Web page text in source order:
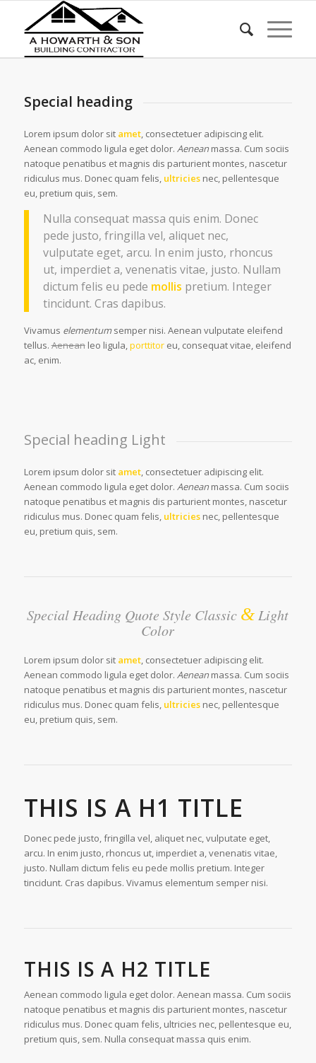
Special heading
Lorem ipsum dolor sit amet, consectetuer adipiscing elit.
Aenean commodo ligula eget dolor. Aeneanmassa. Cum sociis
natoque penatibus et magnis dis parturient montes, nascetur
ridiculus mus. Donec quam felis, ultriciesnec, pellentesque
eu, pretium quis, sem.
Nulla consequat massa quis enim. Donec
pede justo, fringilla vel, aliquet nec,
vulputate eget, arcu. In enim justo, rhoncus
ut, imperdiet a, venenatis vitae, justo. Nullam
dictum felis eu pede mollis pretium. Integer
tincidunt. Cras dapibus.
Vivamus elementumsemper nisi. Aenean vulputate eleifend
tellus.Aeneanleo ligula,porttitoreu, consequat vitae, eleifend
ac, enim.
Special heading Light
Lorem ipsum dolor sit amet, consectetuer adipiscing elit.
Aenean commodo ligula eget dolor. Aeneanmassa. Cum sociis
natoque penatibus et magnis dis parturient montes, nascetur
ridiculus mus. Donec quam felis, ultriciesnec, pellentesque
eu, pretium quis, sem.
Special Heading Quote Style Classic &Light
Color
Lorem ipsum dolor sit amet, consectetuer adipiscing elit.
Aenean commodo ligula eget dolor. Aeneanmassa. Cum sociis
natoque penatibus et magnis dis parturient montes, nascetur
ridiculus mus. Donec quam felis, ultriciesnec, pellentesque
eu, pretium quis, sem.
THIS IS A H1 TITLE
Donec pede justo, fringilla vel, aliquet nec, vulputate eget,
arcu. In enim justo, rhoncus ut, imperdiet a, venenatis vitae,
justo. Nullam dictum felis eu pede mollis pretium. Integer
tincidunt. Cras dapibus. Vivamus elementum semper nisi.
THIS IS A H2 TITLE
Aenean commodo ligula eget dolor. Aenean massa. Cum sociis
natoque penatibus et magnis dis parturient montes, nascetur
ridiculus mus. Donec quam felis, ultricies nec, pellentesque eu,
pretium quis, sem. Nulla consequat massa quis enim.